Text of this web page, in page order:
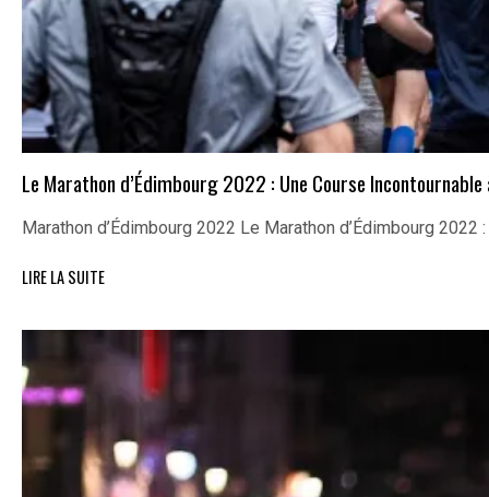
Le Marathon d’Édimbourg 2022 : Une Course Incontournable
Marathon d’Édimbourg 2022 Le Marathon d’Édimbourg
LIRE LA SUITE